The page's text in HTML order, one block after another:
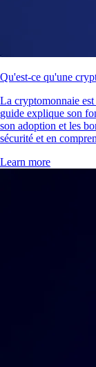
Qu'est-ce qu'une
La cryptomonnaie
guide explique son
son adoption et les
sécurité et en
Learn more